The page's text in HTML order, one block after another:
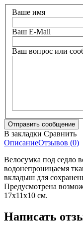
Ваше имя
Ваш E-Mail
Ваш вопрос или
В закладки Сравнить
ОписаниеОтзывов (0)
Велосумка под седло
водонепроницаемя
вкладыш для
Предусмотрена
17х11х10 см.
Написать